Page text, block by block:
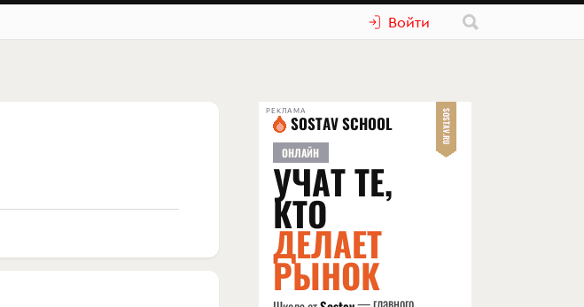
Войти
РЕКЛАМА